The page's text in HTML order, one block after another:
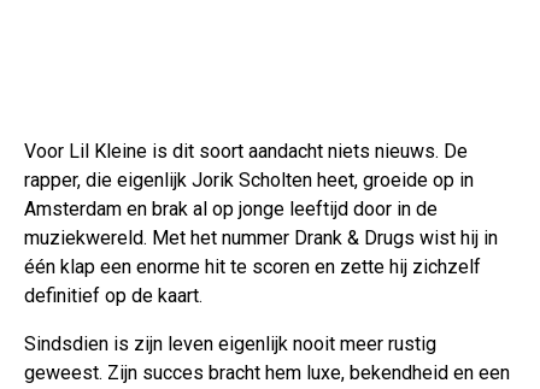
Voor Lil Kleine is dit soort aandacht niets nieuws. De
rapper, die eigenlijk Jorik Scholten heet, groeide op in
Amsterdam en brak al op jonge leeftijd door in de
muziekwereld. Met het nummer Drank & Drugs wist hij in
één klap een enorme hit te scoren en zette hij zichzelf
definitief op de kaart.
Sindsdien is zijn leven eigenlijk nooit meer rustig
geweest. Zijn succes bracht hem luxe, bekendheid en een